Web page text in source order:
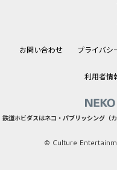
お問い合わせ プライバシ
利用者情
鉄道ホビダスはネコ・パブリッシング（
© Culture